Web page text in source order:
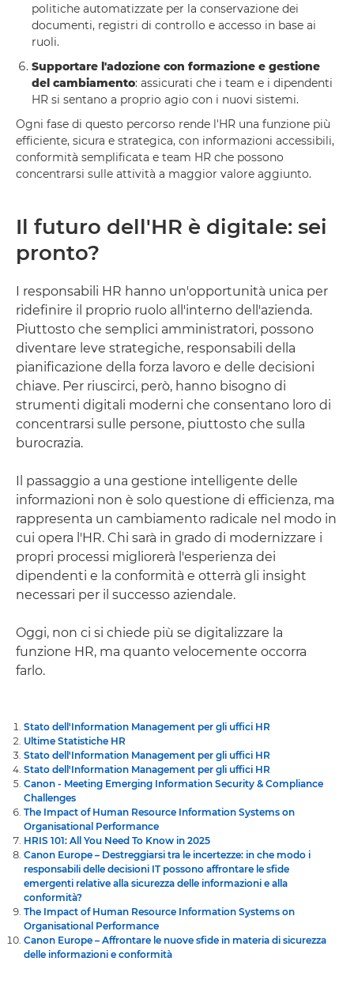
politiche automatizzate per la conservazione dei
documenti, registri di controllo e accesso in base ai
ruoli.
Supportare l'adozione con formazione e gestione
del cambiamento: assicurati che i team e i dipendenti
HR si sentano a proprio agio con i nuovi sistemi.
Ogni fase di questo percorso rende l'HR una funzione più
efficiente, sicura e strategica, con informazioni accessibili,
conformità semplificata e team HR che possono
concentrarsi sulle attività a maggior valore aggiunto.
Il futuro dell'HR è digitale: sei
pronto?
I responsabili HR hanno un'opportunità unica per
ridefinire il proprio ruolo all'interno dell'azienda.
Piuttosto che semplici amministratori, possono
diventare leve strategiche, responsabili della
pianificazione della forza lavoro e delle decisioni
chiave. Per riuscirci, però, hanno bisogno di
strumenti digitali moderni che consentano loro di
concentrarsi sulle persone, piuttosto che sulla
burocrazia.
Il passaggio a una gestione intelligente delle
informazioni non è solo questione di efficienza, ma
rappresenta un cambiamento radicale nel modo in
cui opera l'HR. Chi sarà in grado di modernizzare i
propri processi migliorerà l'esperienza dei
dipendenti e la conformità e otterrà gli insight
necessari per il successo aziendale.
Oggi, non ci si chiede più se digitalizzare la
funzione HR, ma quanto velocemente occorra
farlo.
Stato dell'Information Management per gli uffici HR
Ultime Statistiche HR
Stato dell'Information Management per gli uffici HR
Stato dell'Information Management per gli uffici HR
Canon - Meeting Emerging Information Security & Compliance
Challenges
The Impact of Human Resource Information Systems on
Organisational Performance
HRIS 101: All You Need To Know in 2025
Canon Europe – Destreggiarsi tra le incertezze: in che modo i
responsabili delle decisioni IT possono affrontare le sfide
emergenti relative alla sicurezza delle informazioni e alla
conformità?
The Impact of Human Resource Information Systems on
Organisational Performance
Canon Europe – Affrontare le nuove sfide in materia di sicurezza
delle informazioni e conformità